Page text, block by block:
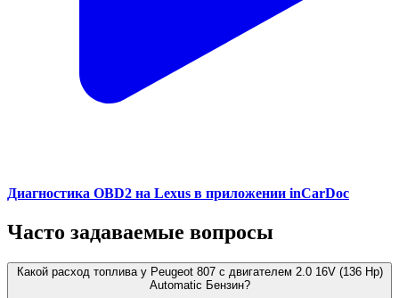
Диагностика OBD2 на Lexus в приложении inCarDoc
Часто задаваемые вопросы
Какой расход топлива у Peugeot 807 с двигателем 2.0 16V (136 Hp)
Automatic Бензин?